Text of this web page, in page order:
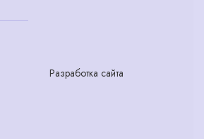
Разработка сайта